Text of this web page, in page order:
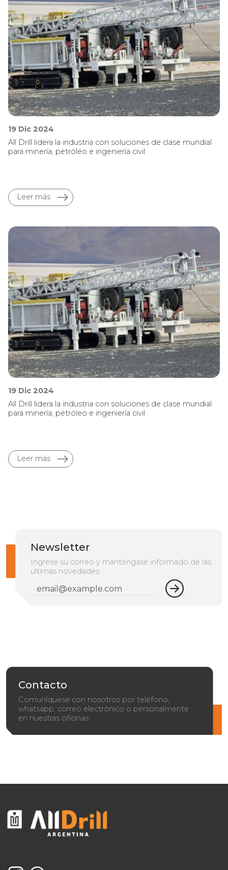
19 Dic 2024
All Drill lidera la industria con soluciones de clase mundial
para minería, petróleo e ingeniería civil
Leer más
19 Dic 2024
All Drill lidera la industria con soluciones de clase mundial
para minería, petróleo e ingeniería civil
Leer más
Newsletter
Ingrese su correo y manténgase informado de las
ultimas novedades
Contacto
Comuníquese con nosotros por teléfono,
whatsapp, correo electrónico o personalmente
en nuestras oficinas.